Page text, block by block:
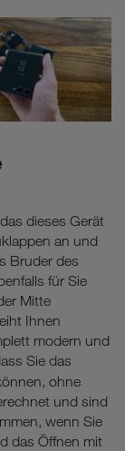
dieses Gerät
an und
Bruder des
für Sie
Mitte
Ihnen
modern und
Sie das
ohne
und sind
wenn Sie
das Öffnen mit